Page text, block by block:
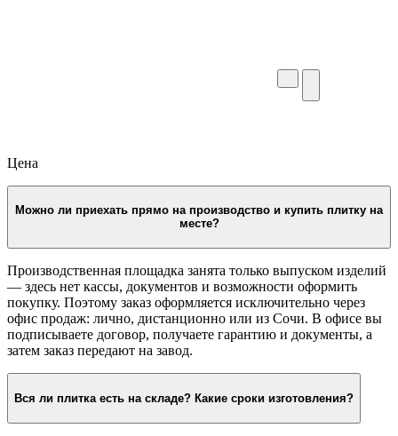
Цена
Можно ли приехать прямо на производство и купить плитку на
месте?
Производственная площадка занята только выпуском изделий
— здесь нет кассы, документов и возможности оформить
покупку. Поэтому заказ оформляется исключительно через
офис продаж: лично, дистанционно или из Сочи. В офисе вы
подписываете договор, получаете гарантию и документы, а
затем заказ передают на завод.
Вся ли плитка есть на складе? Какие сроки изготовления?